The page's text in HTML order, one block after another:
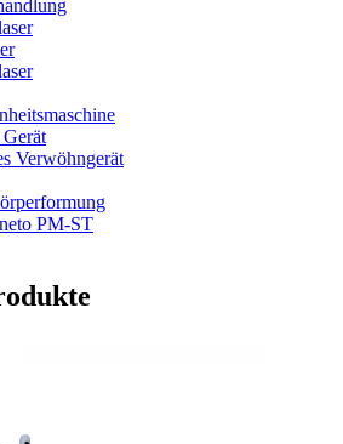
Verwöhngerät
PM-ST